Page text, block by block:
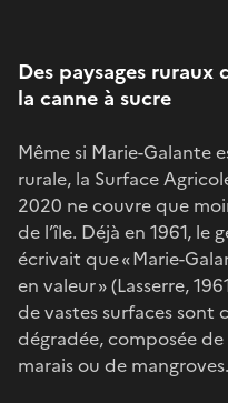
Des paysages
la canne à sucre
Même si Marie-Galante
rurale, la Surface
2020 ne couvre que
de l’île. Déjà en 1961, le
écrivait que « Marie-
en valeur » (Lasserre,
de vastes surfaces sont
dégradée, composée
marais ou de mangroves.